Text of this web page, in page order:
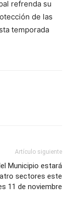
refrenda su
de las
temporada
Artículo siguiente
Municipio estará
sectores este
11 de noviembre